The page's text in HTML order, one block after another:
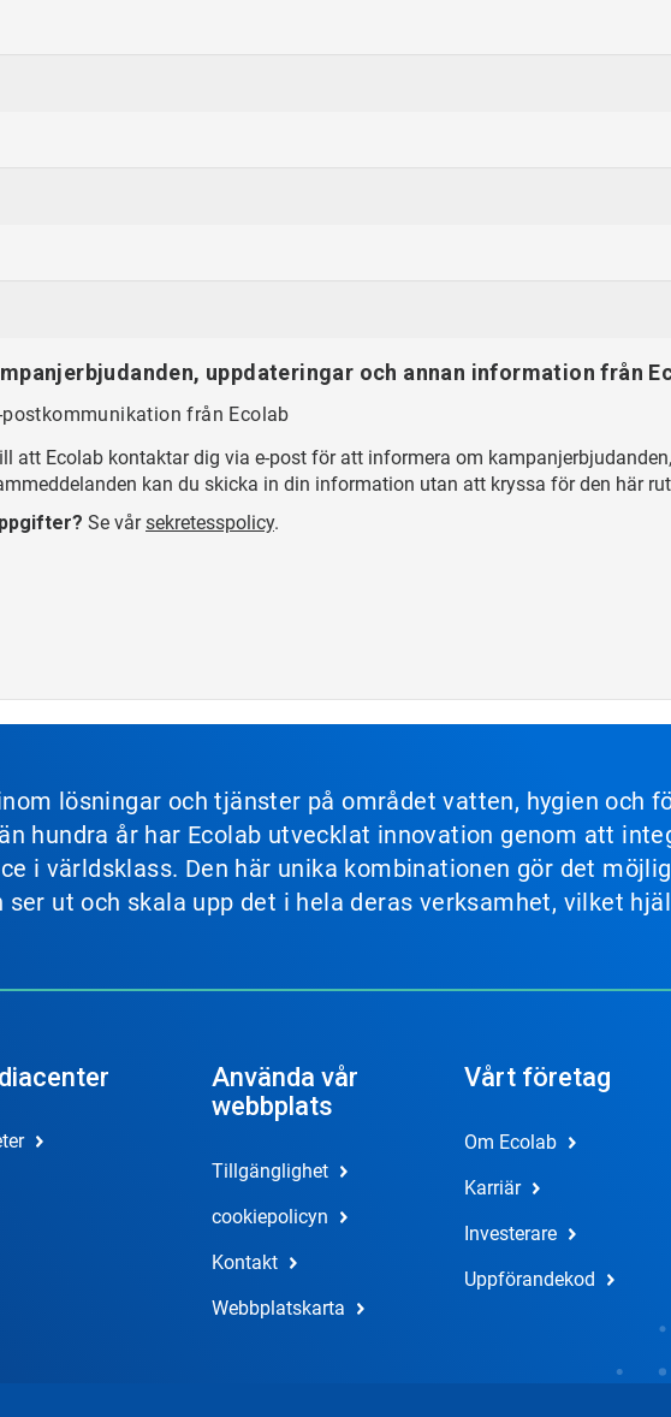
uppdateringar och annan information från
från Ecolab
att Ecolab kontaktar dig via e-post för att informera om
kan du skicka in din information utan att kryssa för den här
Se vårsekretesspolicy.
lösningar och tjänster på området vatten, hygien och
hundra år har Ecolab utvecklat innovation genom att
i världsklass. Den här unika kombinationen gör det
ut och skala upp det i hela deras verksamhet, vilket
Använda vår
webbplats
Tillgänglighet
cookiepolicyn
Kontakt
Webbplatskarta
Vårt företag
Om Ecolab
Karriär
Investerare
Uppförandekod